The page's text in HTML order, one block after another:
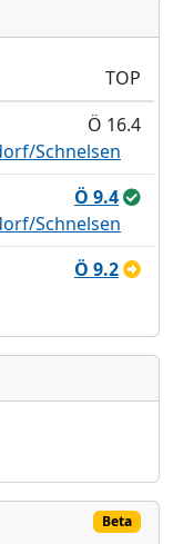
TOP
Ö 16.4
Schnelsen
Ö 9.4
Schnelsen
Ö 9.2
Beta